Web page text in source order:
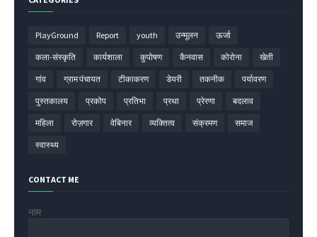
PlayGround Report youth उन्मूलन ऊर्जा
कला-संस्कृति कार्यशाला कुपोषण कैनवास कोरोना खेती
गांव ग्राम पंचायत टीकाकरण डेयरी तकनीक पर्यावरण
पुस्तकालय प्रकोप प्रतिभा प्रथा प्रेरणा बदलाव
महिला रोज़गार वेबिनार व्यक्तित्व संक्रमण समाज
स्वास्थ्य
CONTACT ME
नाम